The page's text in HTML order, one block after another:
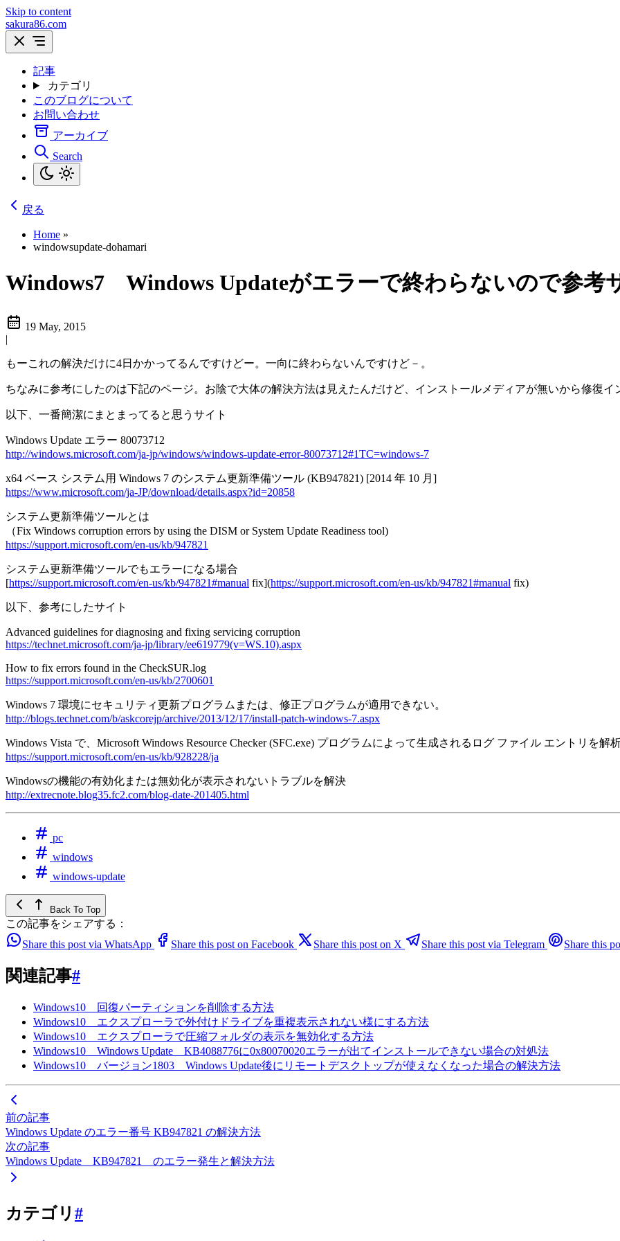
Skip to content
sakura86.com
記事
カテゴリ
このブログについて
お問い合わせ
アーカイブ
Search
戻る
Home »
windowsupdate-dohamari
Windows7 Windows Updateがエラーで終わらないので参考
19 May, 2015
|
もーこれの解決だけに4日かかってるんですけどー。一向に終わらないんですけど－。
ちなみに参考にしたのは下記のページ。お陰で大体の解決方法は見えたんだけど、インストールメディアが無いから修復イ
以下、一番簡潔にまとまってると思うサイト
Windows Update エラー 80073712
http://windows.microsoft.com/ja-jp/windows/windows-update-error-80073712#1TC=windows-7
x64 ベース システム用 Windows 7 のシステム更新準備ツール (KB947821) [2014 年 10 月]
https://www.microsoft.com/ja-JP/download/details.aspx?id=20858
システム更新準備ツールとは
（Fix Windows corruption errors by using the DISM or System Update Readiness tool)
https://support.microsoft.com/en-us/kb/947821
システム更新準備ツールでもエラーになる場合
[https://support.microsoft.com/en-us/kb/947821#manual fix](https://support.microsoft.com/en-us/kb/947821#manual fix)
以下、参考にしたサイト
Advanced guidelines for diagnosing and fixing servicing corruption
https://technet.microsoft.com/ja-jp/library/ee619779(v=WS.10).aspx
How to fix errors found in the CheckSUR.log
https://support.microsoft.com/en-us/kb/2700601
Windows 7 環境にセキュリティ更新プログラムまたは、修正プログラムが適用できない。
http://blogs.technet.com/b/askcorejp/archive/2013/12/17/install-patch-windows-7.aspx
Windows Vista で、Microsoft Windows Resource Checker (SFC.exe) プログラムによって生成されるログ ファイル エントリを解
https://support.microsoft.com/en-us/kb/928228/ja
Windowsの機能の有効化または無効化が表示されないトラブルを解決
http://extrecnote.blog35.fc2.com/blog-date-201405.html
pc
windows
windows-update
Back To Top
この記事をシェアする：
Share this post via WhatsApp
Share this post on Facebook Share this post on X Share this post via Telegram Share this
関連記事#
Windows10 回復パーティションを削除する方法
Windows10 エクスプローラで外付けドライブを重複表示されない様にする方法
Windows10 エクスプローラで圧縮フォルダの表示を無効化する方法
Windows10 Windows Update KB4088776に0x80070020エラーが出てインストールできない場合の対処法
Windows10 バージョン1803 Windows Update後にリモートデスクトップが使えなくなった場合の解決方法
前の記事
Windows Update のエラー番号 KB947821 の解決方法
次の記事
Windows Update KB947821 のエラー発生と解決方法
カテゴリ #